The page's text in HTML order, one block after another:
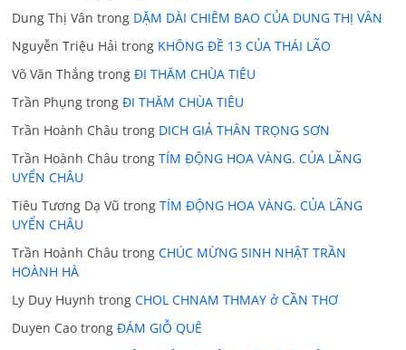
Dung Thị Vân trong DẶM DÀI CHIÊM BAO CỦA DUNG THỊ VÂN
Nguyễn Triệu Hải trong KHÔNG ĐỀ 13 CỦA THÁI LÃO
Võ Văn Thắng trongĐI THĂM CHÙA TIÊU
Trần Phụng trongĐI THĂM CHÙA TIÊU
Trần Hoành Châu trong DICH GIẢ THÂN TRỌNG SƠN
Trần Hoành Châu trongTÍM ĐỘNG HOA VÀNG. CỦA LÃNG
UYỂN CHÂU
Tiêu Tương Dạ Vũ trongTÍM ĐỘNG HOA VÀNG. CỦA LÃNG
UYỂN CHÂU
Trần Hoành Châu trongCHÚC MỪNG SINH NHẬT TRẦN
HOÀNH HÀ
Ly Duy Huynh trongCHOL CHNAM THMAY ở CẦN THƠ
Duyen Cao trongĐÁM GIỖ QUÊ